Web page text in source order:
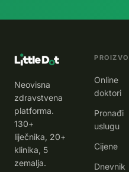
Neovisna
zdravstvena
platforma.
130+
liječnika, 20+
klinika, 5
zemalja.
Online
doktori
Pronađi
uslugu
Cijene
Dnevnik